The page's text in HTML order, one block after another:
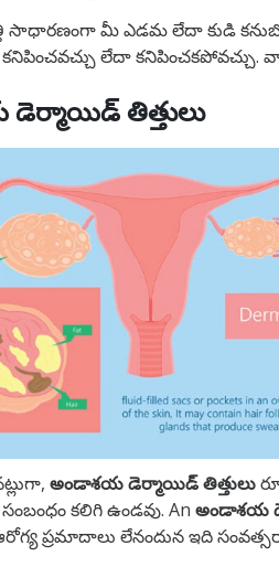
మీ ఎడమ లేదా కుడి
కనిపించవచ్చు లేదా కనిపించకపోవచ్చు.
తిత్తులు
అండాశయ డెర్మాయిడ్ తిత్తులు
కలిగి ఉండవు. An అండాశయ
ప్రమాదాలు లేనందున ఇది